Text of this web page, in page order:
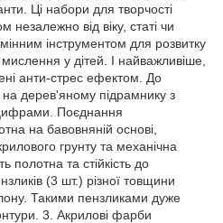
Ці набори для творчості
від віку, статі чи
інструментом для розвитку
у дітей. І найважливіше,
анти-стрес ефектом. До
дерев'яному підрамнику з
Поєднання
на бавовняній основі,
грунту та механічна
полотна та стійкість до
(3 шт.) різної товщини
Такими пензликами дуже
3. Акрилові фарби